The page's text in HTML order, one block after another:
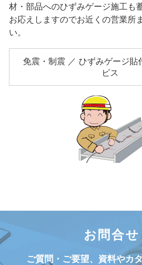
材・部品へのひずみゲージ施工も
お応えしますのでお近くの営業所
い。
免震・制震 ／ ひずみゲージ貼
ビス
お問合せ
ご質問・ご要望、資料やカ